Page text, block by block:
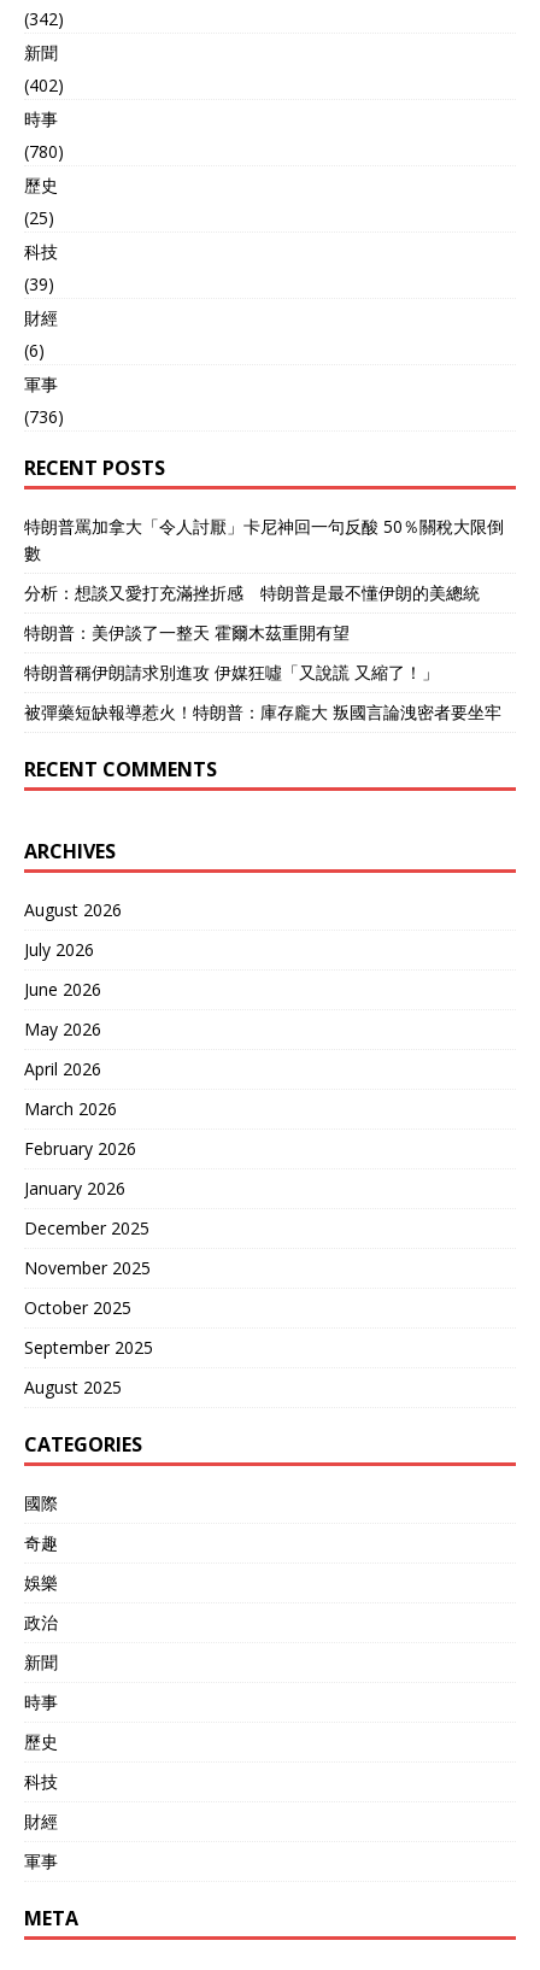
(342)
新聞
(402)
時事
(780)
歷史
(25)
科技
(39)
財經
(6)
軍事
(736)
RECENT POSTS
特朗普罵加拿大「令人討厭」卡尼神回一句反酸 50％關稅大限倒
數
分析：想談又愛打充滿挫折感 特朗普是最不懂伊朗的美總統
特朗普：美伊談了一整天 霍爾木茲重開有望
特朗普稱伊朗請求別進攻 伊媒狂噓「又說謊 又縮了！」
被彈藥短缺報導惹火！特朗普：庫存龐大 叛國言論洩密者要坐牢
RECENT COMMENTS
ARCHIVES
August 2026
July 2026
June 2026
May 2026
April 2026
March 2026
February 2026
January 2026
December 2025
November 2025
October 2025
September 2025
August 2025
CATEGORIES
國際
奇趣
娛樂
政治
新聞
時事
歷史
科技
財經
軍事
META